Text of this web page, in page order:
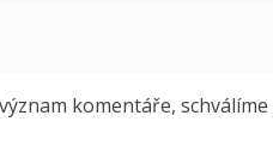
komentáře,